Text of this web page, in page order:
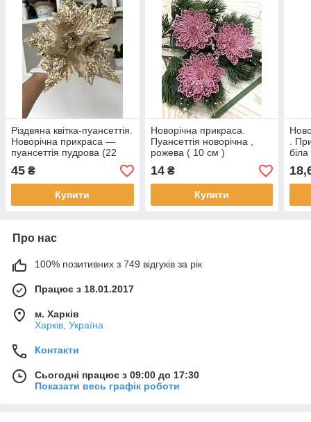
Різдвяна квітка-пуансеттія.
Новорічна прикраса —
пуансеттія пудрова (22
см)
45 ₴
Купити
Новорічна прикраса.
Пуансеттія новорічна ,
рожева ( 10 см )
14₴
Купити
.
Про нас
100% позитивних з 749 відгуків за рік
Працює з 18.01.2017
м. Харків
Харків, Україна
Контакти
Сьогодні працює з 09:00 до 17:30
Показати весь графік роботи